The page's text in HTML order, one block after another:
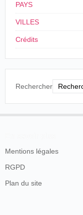
PAYS
VILLES
Crédits
Rechercher
Mentions légales
RGPD
Plan du site